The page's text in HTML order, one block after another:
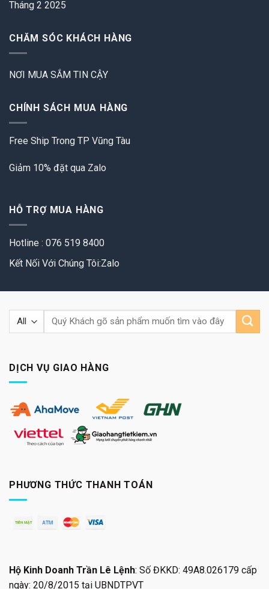
Tháng 2 2025
CHĂM SÓC KHÁCH HÀNG
NƠI MUA SẮM TIN CẬY
CHÍNH SÁCH MUA HÀNG
Free Ship Trong TP Vũng Tàu
Giảm 10% đặt qua Zalo
HỖ TRỢ MUA HÀNG
Hotline : 076 519 8400
Kết Nối Với Chúng Tôi:Zalo
Tìm
DỊCH VỤ GIAO HÀNG
PHƯƠNG THỨC THANH TOÁN
Hộ Kinh Doanh Trần Lê Lệnh: Số ĐKKD: 49A8.026179 cấp
ngày: 20/8/2015 tại UBNDTPVT